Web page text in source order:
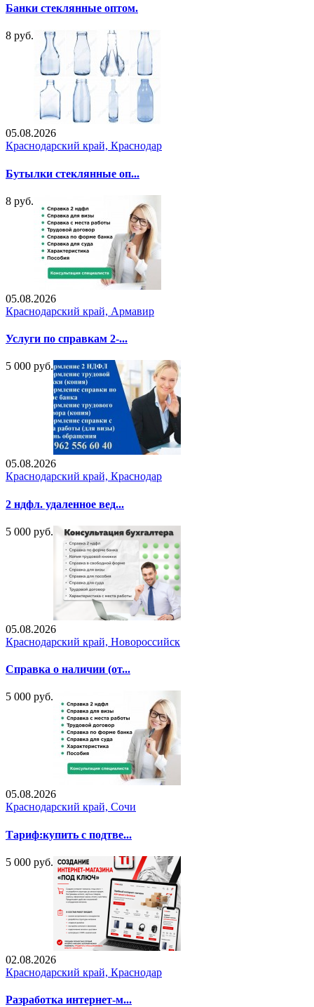
Банки стеклянные оптом.
8 руб.
05.08.2026
Краснодарский край, Краснодар
Бутылки стеклянные оп...
8 руб.
05.08.2026
Краснодарский край, Армавир
Услуги по справкам 2-...
5 000 руб.
05.08.2026
Краснодарский край, Краснодар
2 ндфл. удаленное вед...
5 000 руб.
05.08.2026
Краснодарский край, Новороссийск
Справка о наличии (от...
5 000 руб.
05.08.2026
Краснодарский край, Сочи
Тариф:купить с подтве...
5 000 руб.
02.08.2026
Краснодарский край, Краснодар
Разработка интернет-м...